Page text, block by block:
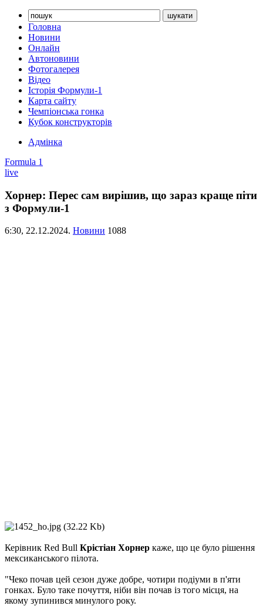
Головна
Новини
Онлайн
Автоновини
Фотогалерея
Відео
Історія Формули-1
Карта сайту
Чемпіонська гонка
Кубок конструкторів
Адмінка
Formula 1
live
Хорнер: Перес сам вирішив, що зараз краще піти
з Формули-1
6:30, 22.12.2024. Новини 1088
Керівник Red Bull Крістіан Хорнер каже, що це було рішення
мексиканського пілота.
"Чеко почав цей сезон дуже добре, чотири подіуми в п'яти
гонках. Було таке почуття, ніби він почав із того місця, на
якому зупинився минулого року.